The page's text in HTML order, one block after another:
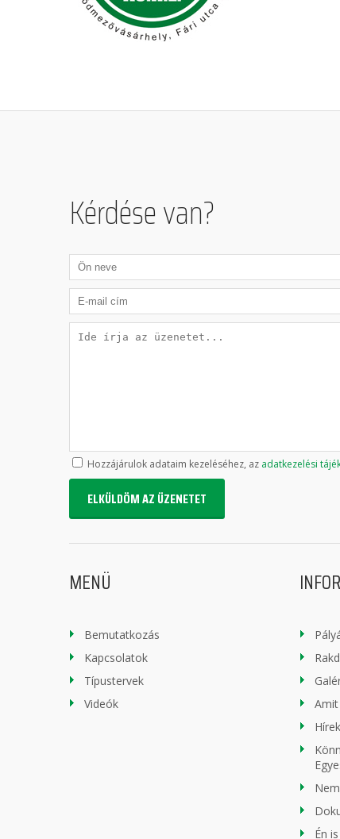
Kérdése van?
Hozzájárulok adataim kezeléséhez, az adatkezelési
ELKÜLDÖM AZ ÜZENETET
MENÜ
Bemutatkozás
Kapcsolatok
Típustervek
Videók
Én